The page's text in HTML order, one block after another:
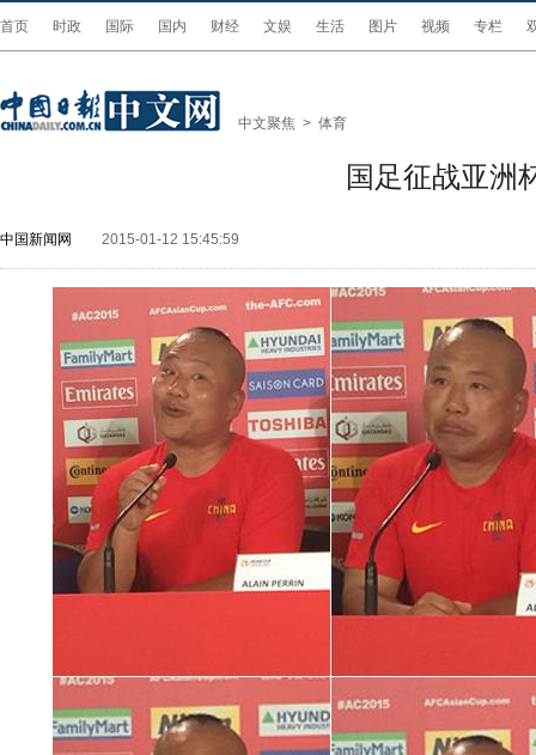
首页 时政 国际 国内 财经 文娱 生活 图片 视频 专栏
中文聚焦 > 体育
国足征战亚洲
中国新闻网 2015-01-12 15:45:59